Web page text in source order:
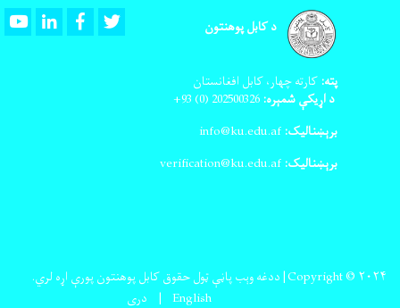
د کابل پوهنتون YoutubeLinkedInFacebook
پته: کارته چهار، کابل افغانستان
د اړیکې شمېره: 202500326
(0) 93+
برېښنالیک:
برېښنالیک:
Copyright © ۲۰۲۴| ددغه وېب پاڼې ټول حقوق کابل پوهنتون پورې اړه لري.
English
دری